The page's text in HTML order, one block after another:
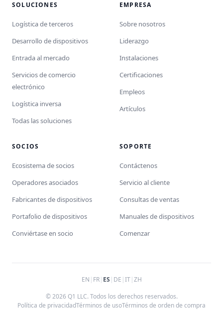
SOLUCIONES
Logística de terceros
Desarrollo de dispositivos
Entrada al mercado
Servicios de comercio
electrónico
Logística inversa
Todas las soluciones
EMPRESA
Sobre nosotros
Liderazgo
Instalaciones
Certificaciones
Empleos
Artículos
SOCIOS
Ecosistema de socios
Operadores asociados
Fabricantes de dispositivos
Portafolio de dispositivos
Conviértase en socio
SOPORTE
Contáctenos
Servicio al cliente
Consultas de ventas
Manuales de dispositivos
Comenzar
EN | FR| ES | DE |IT|ZH
© 2026 Q1 LLC. Todos los derechos reservados.
Política de privacidadTérminos de usoTérminos de orden de compra